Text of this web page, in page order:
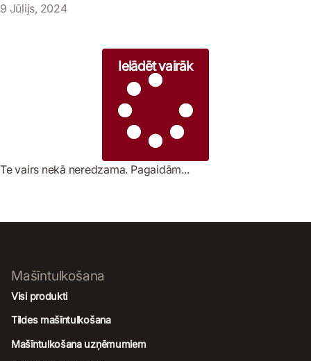
9 Jūlijs, 2024
Ielādēt vairāk
Te vairs nekā neredzama. Pagaidām...
Mašīntulkošana
Visi produkti
Tildes mašīntulkošana
Mašīntulkošana uzņēmumiem